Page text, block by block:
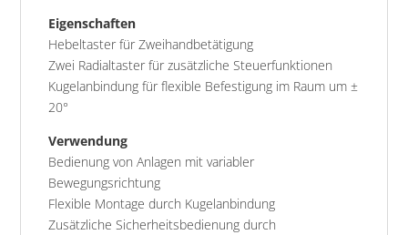
Eigenschaften
Hebeltaster für Zweihandbetätigung
Zwei Radialtaster für zusätzliche Steuerfunktionen
Kugelanbindung für flexible Befestigung im Raum um ±
20°
Verwendung
Bedienung von Anlagen mit variabler
Bewegungsrichtung
Flexible Montage durch Kugelanbindung
Zusätzliche Sicherheitsbedienung durch